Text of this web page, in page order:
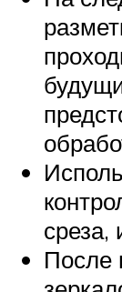
среза,
После